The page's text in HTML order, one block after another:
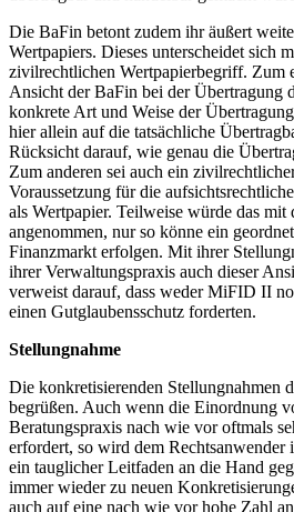
Die BaFin betont zudem ihr äußert
Wertpapiers. Dieses unterscheidet sich
zivilrechtlichen Wertpapierbegriff. Zum
Ansicht der BaFin bei der Übertragung
konkrete Art und Weise der
hier allein auf die tatsächliche
Rücksicht darauf, wie genau die
Zum anderen sei auch ein
Voraussetzung für die
als Wertpapier. Teilweise würde das mit
angenommen, nur so könne ein
Finanzmarkt erfolgen. Mit ihrer
ihrer Verwaltungspraxis auch dieser
verweist darauf, dass weder MiFID II
einen Gutglaubensschutz forderten.
Stellungnahme
Die konkretisierenden Stellungnahmen
begrüßen. Auch wenn die Einordnung
Beratungspraxis nach wie vor oftmals
erfordert, so wird dem Rechtsanwender
ein tauglicher Leitfaden an die Hand
immer wieder zu neuen
auch auf eine nach wie vor hohe Zahl